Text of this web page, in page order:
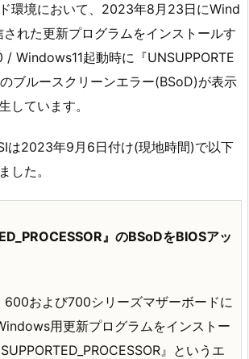
環境において、2023年8月23日にWind
れた更新プログラムをインストールす
/ Windows11起動時に『UNSUPPORTE
のブルースクリーンエラー(BSoD)が表示
しています。
は2023年9月6日付け(現地時間)で以下
した。
』のBSoDをBIOSアッ
および700シリーズマザーボードに
用更新プログラムをインストー
』というエ